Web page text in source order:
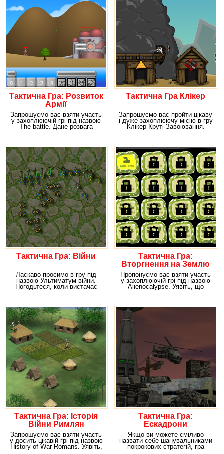
Тактична Гра: Розвиток
Армії
Запрошуємо вас взяти участь
у захоплюючій грі під назвою
The battle. Дане розвага
Тактична Гра Клікер
Запрошуємо вас пройти цікаву
і дуже захоплюючу місію в гру
Клікер Круті Завоювання.
Тактична Гра: Війни
Ласкаво просимо в гру під
назвою Ультиматум війни.
Погодьтеся, коли вистачає
Тактична Гра:
Вторгнення на Землю
Пропонуємо вас взяти участь
у захоплюючій грі під назвою
Alienocalypse. Уявіть, що
Тактична Гра: Історія
Війни Римлян
Запрошуємо вас взяти участь
у досить цікавій грі під назвою
History of War Romans. Уявіть,
Тактична Гра:
Ескадрони
Якщо ви можете сміливо
назвати себе шанувальниками
покрокових стратегій, гра